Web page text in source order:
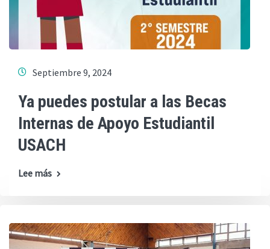
Septiembre 9, 2024
Ya puedes postular a las Becas
Internas de Apoyo Estudiantil
USACH
Lee más